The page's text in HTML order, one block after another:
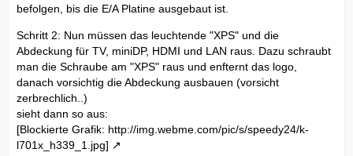
befolgen, bis die E/A Platine ausgebaut ist.
Schritt 2: Nun müssen das leuchtende "XPS" und die
Abdeckung für TV, miniDP, HDMI und LAN raus. Dazu schraubt
man die Schraube am "XPS" raus und enfternt das logo,
danach vorsichtig die Abdeckung ausbauen (vorsicht
zerbrechlich..)
sieht dann so aus:
[Blockierte Grafik: http://img.webme.com/pic/s/speedy24/k-
l701x_h339_1.jpg]